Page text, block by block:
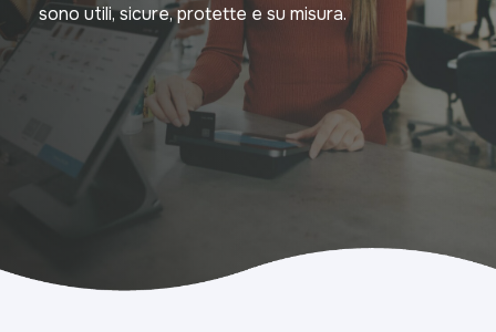
sono utili, sicure, protette e su misura.